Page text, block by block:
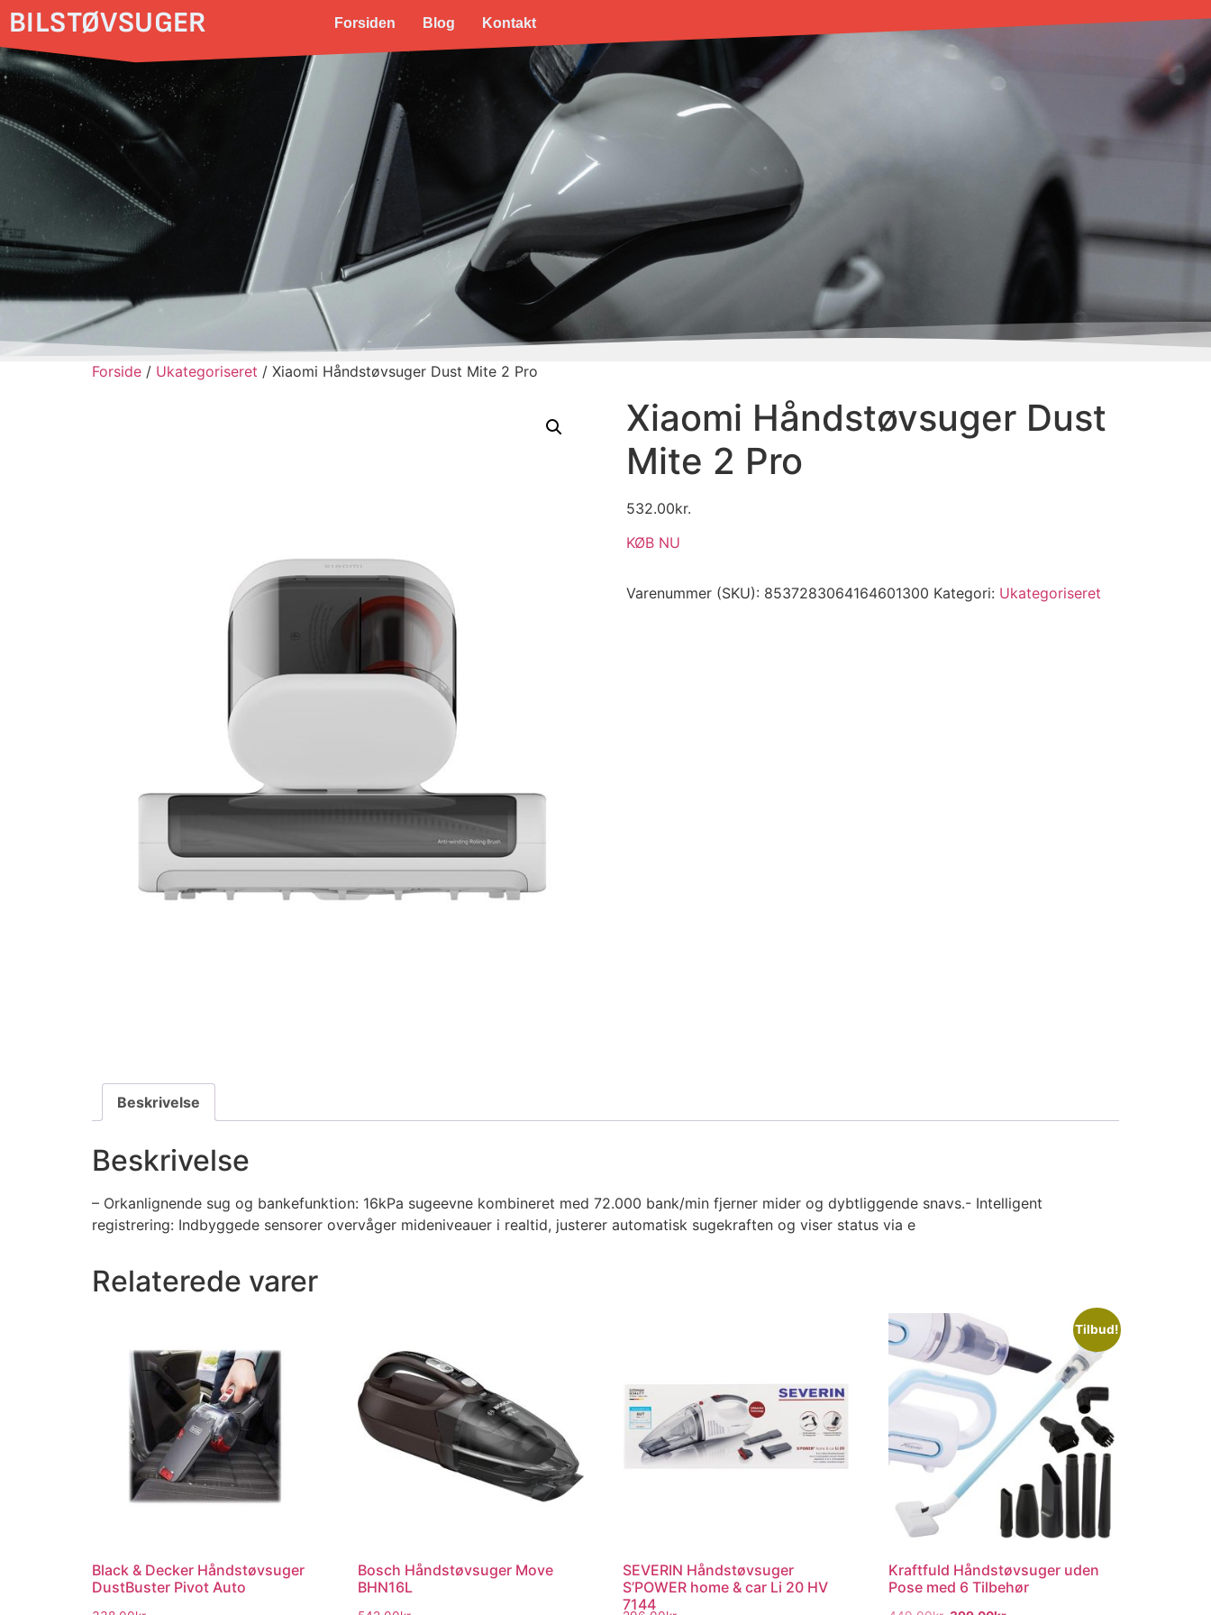
BILSTØVSUGER Forsiden Blog Kontakt
Forside / Ukategoriseret / Xiaomi Håndstøvsuger Dust Mite 2 Pro
Xiaomi Håndstøvsuger Dust
Mite 2 Pro
532.00kr.
KØB NU
Varenummer (SKU): 8537283064164601300 Kategori: Ukategoriseret
Beskrivelse
Beskrivelse
– Orkanlignende sug og bankefunktion: 16kPa sugeevne kombineret med 72.000 bank/min fjerner mider og dybtliggende snavs.- Intelligent
registrering: Indbyggede sensorer overvåger mideniveauer i realtid, justerer automatisk sugekraften og viser status via e
Relaterede varer
Black & Decker Håndstøvsuger
DustBuster Pivot Auto
Bosch Håndstøvsuger Move
BHN16L
SEVERIN Håndstøvsuger
S’POWER home & car Li 20 HV
7144
Tilbud!
Kraftfuld Håndstøvsuger uden
Pose med 6 Tilbehør